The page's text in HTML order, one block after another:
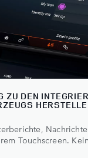
ZU DEN
Touchscreen.